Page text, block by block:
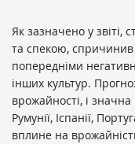
Як зазначено у звіті,
та спекою,
попередніми
інших культур.
врожайності, і
Румунії, Іспанії,
вплине на